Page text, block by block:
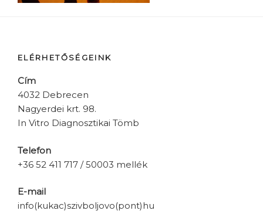
ELÉRHETŐSÉGEINK
Cím
4032 Debrecen
Nagyerdei krt. 98.
In Vitro Diagnosztikai Tömb
Telefon
+36 52 411 717 / 50003 mellék
E-mail
info(kukac)szivboljovo(pont)hu